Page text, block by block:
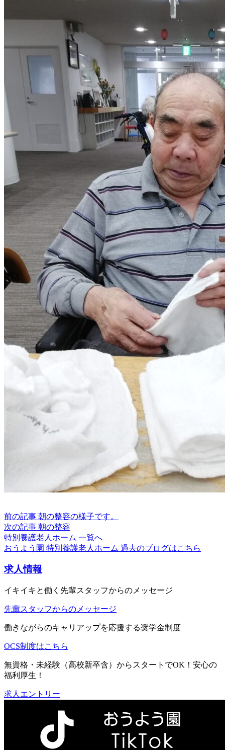
前の記事 朝の整容の様子です。
次の記事 朝の整容
特別養護老人ホーム 一覧へ
おうよう園 特別養護老人ホーム 過去のブログはこちら
求人情報
イキイキと働く先輩スタッフからのメッセージ
先輩スタッフからのメッセージ
働きながらのキャリアップを応援する奨学金制度
OCS制度はこちら
無資格・未経験（高校新卒含）からスタートでOK！安心の
福利厚生！
求人エントリー